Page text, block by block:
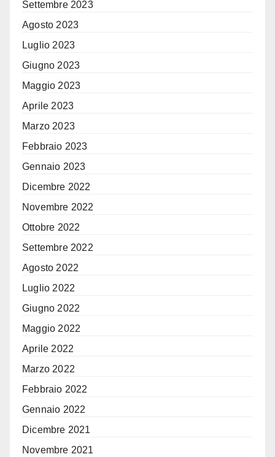
Settembre 2023
Agosto 2023
Luglio 2023
Giugno 2023
Maggio 2023
Aprile 2023
Marzo 2023
Febbraio 2023
Gennaio 2023
Dicembre 2022
Novembre 2022
Ottobre 2022
Settembre 2022
Agosto 2022
Luglio 2022
Giugno 2022
Maggio 2022
Aprile 2022
Marzo 2022
Febbraio 2022
Gennaio 2022
Dicembre 2021
Novembre 2021